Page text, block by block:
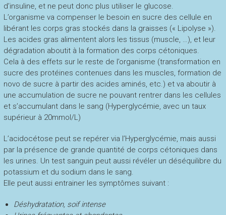
d’insuline, et ne peut donc plus utiliser le glucose.
L’organisme va compenser le besoin en sucre des cellule en
libérant les corps gras stockés dans la graisses (« Lipolyse »).
Les acides gras alimentent alors les tissus (muscle, …), et leur
dégradation aboutit à la formation des corps cétoniques.
Cela à des effets sur le reste de l’organisme (transformation en
sucre des protéines contenues dans les muscles, formation de
novo de sucre à partir des acides aminés, etc.) et va aboutir à
une accumulation de sucre ne pouvant rentrer dans les cellules
et s’accumulant dans le sang (Hyperglycémie, avec un taux
supérieur à 20mmol/L)
L’acidocétose peut se repérer via l’Hyperglycémie, mais aussi
par la présence de grande quantité de corps cétoniques dans
les urines. Un test sanguin peut aussi révéler un déséquilibre du
potassium et du sodium dans le sang.
Elle peut aussi entrainer les symptômes suivant :
Déshydratation, soif intense